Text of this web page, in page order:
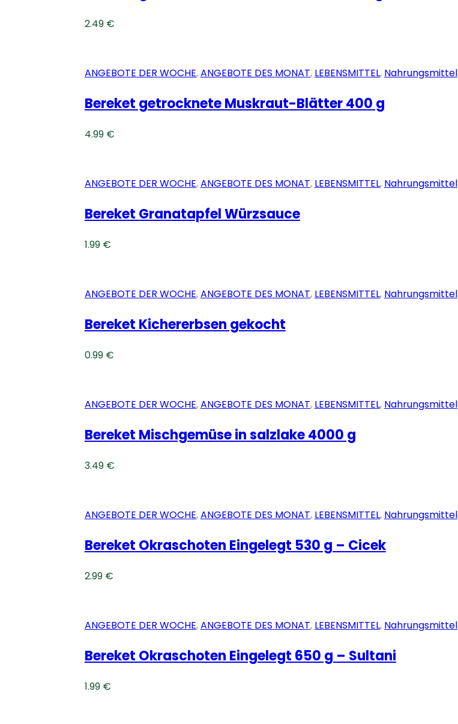
2.49 €
ANGEBOTE DER WOCHE,ANGEBOTE DES MONAT, LEBENSMITTEL, Nahrungsmittel
Bereket getrocknete Muskraut-Blätter 400 g
4.99 €
ANGEBOTE DER WOCHE,ANGEBOTE DES MONAT, LEBENSMITTEL, Nahrungsmittel
Bereket Granatapfel Würzsauce
1.99 €
ANGEBOTE DER WOCHE,ANGEBOTE DES MONAT, LEBENSMITTEL, Nahrungsmittel
Bereket Kichererbsen gekocht
0.99 €
ANGEBOTE DER WOCHE,ANGEBOTE DES MONAT, LEBENSMITTEL, Nahrungsmittel
Bereket Mischgemüse in salzlake 4000 g
3.49 €
ANGEBOTE DER WOCHE,ANGEBOTE DES MONAT, LEBENSMITTEL, Nahrungsmittel
Bereket Okraschoten Eingelegt 530 g – Cicek
2.99 €
ANGEBOTE DER WOCHE,ANGEBOTE DES MONAT, LEBENSMITTEL, Nahrungsmittel
Bereket Okraschoten Eingelegt 650 g – Sultani
1.99 €